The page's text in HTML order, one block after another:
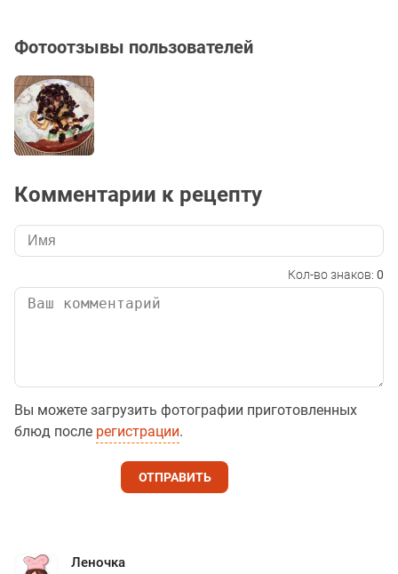
Фотоотзывы пользователей
Комментарии к рецепту
Кол-во знаков: 0
Вы можете загрузить фотографии приготовленных
блюд после регистрации.
ОТПРАВИТЬ
Леночка